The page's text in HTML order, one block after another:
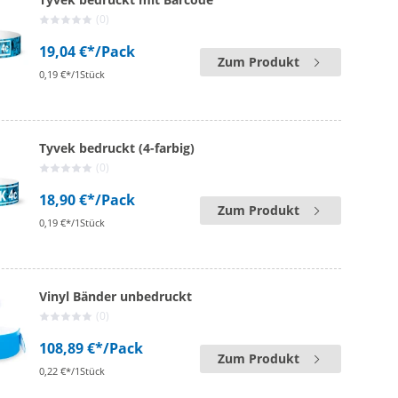
(0)
19,04 €*/Pack
0,19 €*/1Stück
Zum Produkt
Tyvek bedruckt (4-farbig)
(0)
18,90 €*/Pack
0,19 €*/1Stück
Zum Produkt
Vinyl Bänder unbedruckt
(0)
108,89 €*/Pack
0,22 €*/1Stück
Zum Produkt